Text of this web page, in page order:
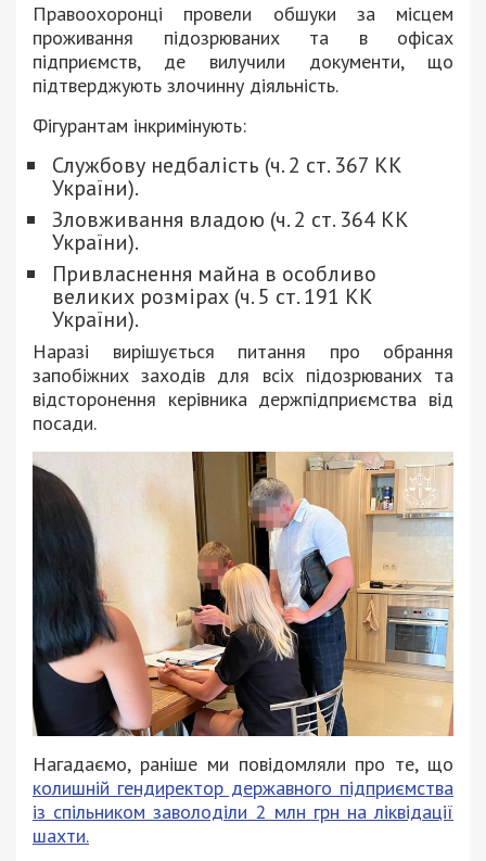
Правоохоронці провели обшуки за місцем
проживання підозрюваних та в офісах
підприємств, де вилучили документи, що
підтверджують злочинну діяльність.
Фігурантам інкримінують:
Службову недбалість (ч. 2 ст. 367 КК
України).
Зловживання владою (ч. 2 ст. 364 КК
України).
Привласнення майна в особливо
великих розмірах (ч. 5 ст. 191 КК
України).
Наразі вирішується питання про обрання
запобіжних заходів для всіх підозрюваних та
відсторонення керівника держпідприємства від
посади.
Нагадаємо, раніше ми повідомляли про те, що
колишній гендиректор державного підприємства
із спільником заволоділи 2 млн грн на ліквідації
шахти.